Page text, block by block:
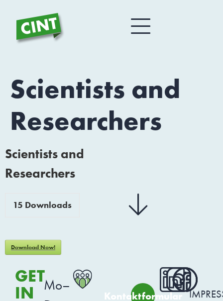
Scientists and
Researchers
Scientists and
Researchers
15 Downloads
Download Now!
GET
IN
Mo–
Kontaktformular